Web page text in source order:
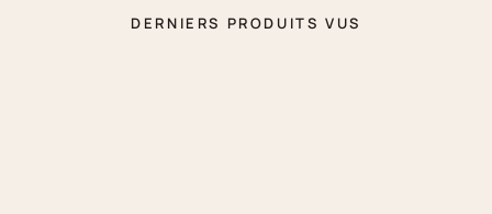
DERNIERS PRODUITS VUS